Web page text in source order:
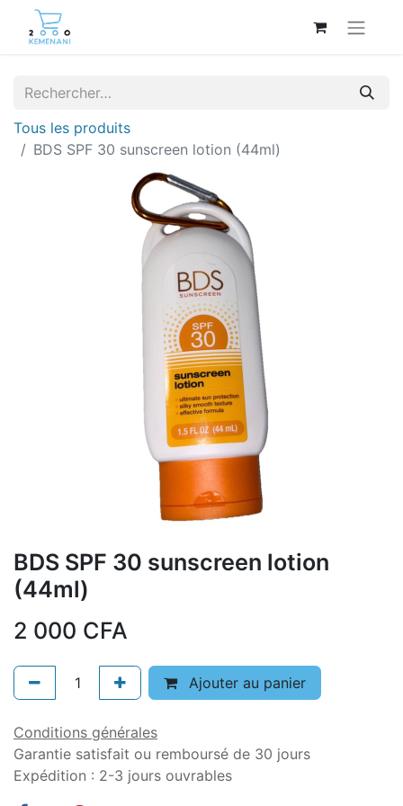
Tous les produits
BDS SPF 30 sunscreen lotion (44ml)
BDS SPF 30 sunscreen lotion
(44ml)
2 000 CFA
Ajouter au panier
Conditions générales
Garantie satisfait ou remboursé de 30 jours
Expédition : 2-3 jours ouvrables